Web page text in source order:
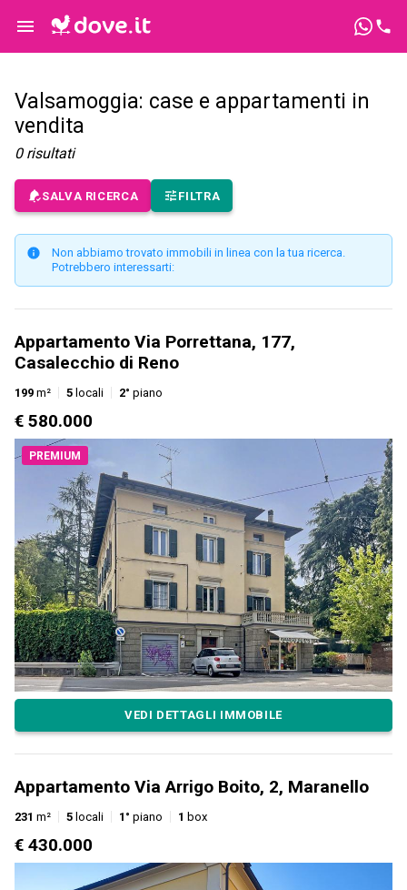
Valsamoggia: case e appartamenti in
vendita
0 risultati
SALVA RICERCA FILTRA
Non abbiamo trovato immobili in linea con la tua ricerca.
Potrebbero interessarti:
Appartamento Via Porrettana, 177,
Casalecchio di Reno
199 m² 5 locali 2° piano
€ 580.000
PREMIUM
VEDI DETTAGLI IMMOBILE
Appartamento Via Arrigo Boito, 2, Maranello
231 m² 5 locali 1° piano 1 box
€ 430.000